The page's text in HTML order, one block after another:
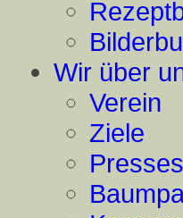
Wir über
Verein
Ziele